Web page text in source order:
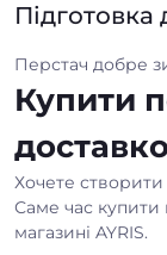
Підготовка
Перстач добре
Купити
Хочете
Саме час купити
магазині AYRIS.